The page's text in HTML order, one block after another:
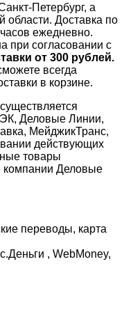
Петербург, а
области. Доставка по
ежедневно.
при согласовании с
от 300 рублей.
всегда
в корзине.
Деловые Линии,
МейджикТранс,
действующих
товары
компании Деловые
переводы, карта
, WebMoney,